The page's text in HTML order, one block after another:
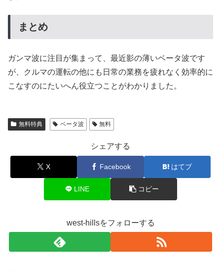
まとめ
ガンマ波に注目が集まって、最近影の薄いベータ波です
が、クルマの運転の他にも日常の業務を疲れなく効率的に
こなすのにたいへん役立つことがわかりました。
無料特典 ベータ波 無料
シェアする
X Facebook はてブ
LINE コピー
west-hillsをフォローする